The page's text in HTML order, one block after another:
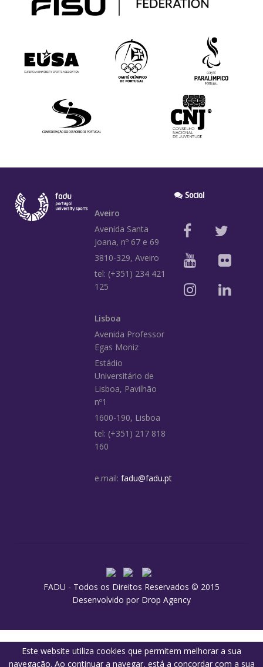
Aveiro
Avenida Santa
Joana, nº 67 e 69
3810-329, Aveiro
tel: (+351) 234 421
125
Lisboa
Avenida Professor
Egas Moniz
Estádio
Universitário de
Lisboa, Pavilhão
nº1
1600-190, Lisboa
tel: (+351) 217 818
160
e.mail: fadu@fadu.pt
Social
FADU - Todos os Direitos Reservados © 2015
Desenvolvido por Drop Agency
Este website utiliza cookies que permitem melhorar a sua
navegação. Ao continuar a navegar, está a concordar com a sua